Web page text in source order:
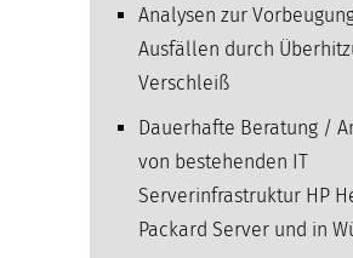
Analysen zur
Ausfällen durch
Verschleiß
Dauerhafte Beratung /
von bestehenden IT
Serverinfrastruktur HP
Packard Server und in